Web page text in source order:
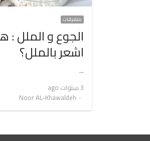
متفرقات
الجوع و الملل :
اشعر بالملل؟
…
3 سنوات ago
Author
Noor AL-Khawaldeh